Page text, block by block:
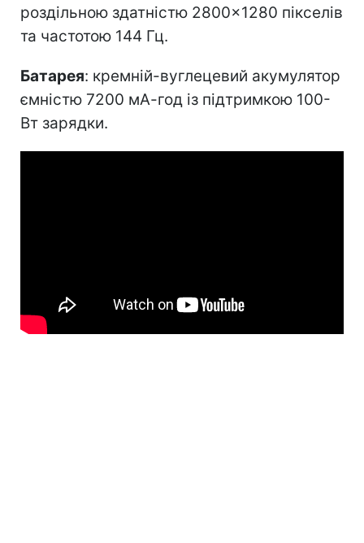
роздільною здатністю 2800×1280 пікселів
та частотою 144 Гц.
Батарея: кремній-вуглецевий акумулятор
ємністю 7200 мА-год із підтримкою 100-
Вт зарядки.